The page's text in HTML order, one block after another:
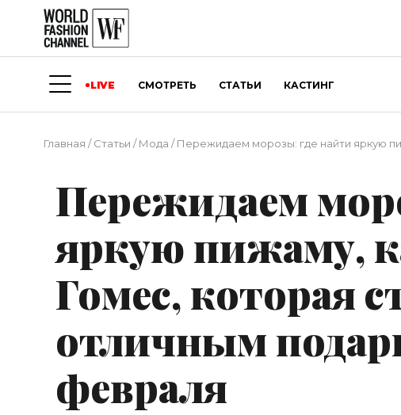
LIVE СМОТРЕТЬ СТАТЬИ КАСТИНГ
Главная /Статьи /Мода /Пережидаем морозы: где найти яркую
Пережидаем
яркую пижаму,
Гомес, которая
отличным
февраля